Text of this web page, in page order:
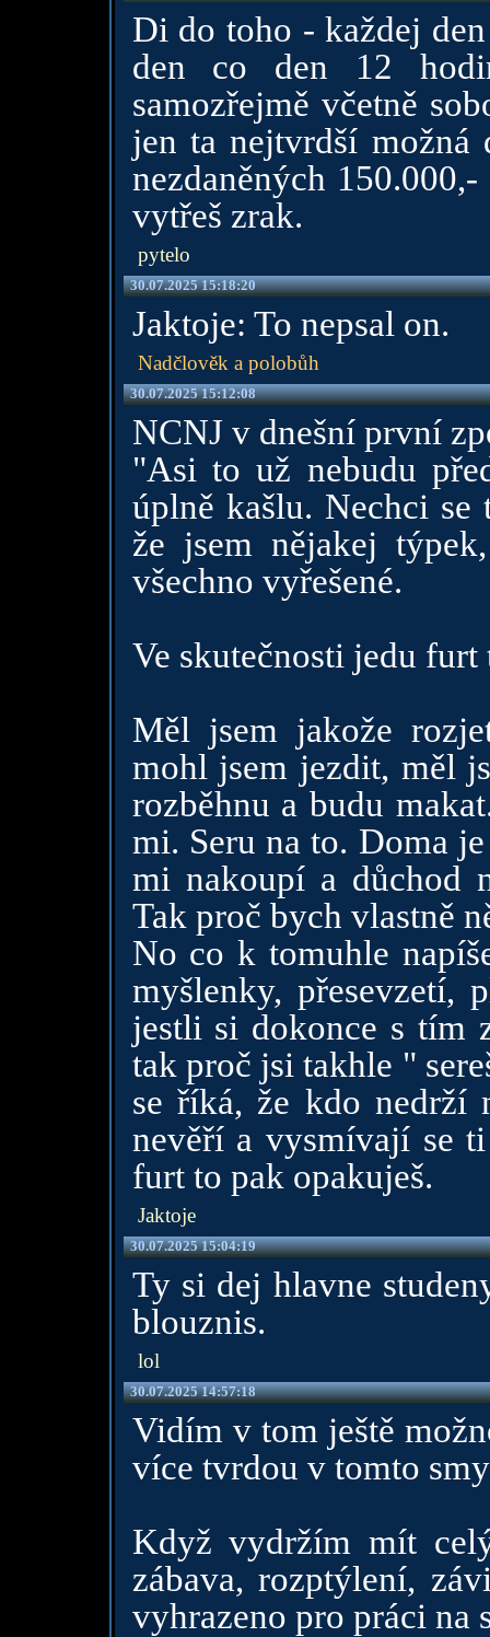
Di do toho - každej
den co den 12
samozřejmě včetně
jen ta nejtvrdší
nezdaněných
vytřeš zrak.
pytelo
30.07.2025 15:18:20
Jaktoje: To nepsal on.
Nadčlověk a polobůh
30.07.2025 15:12:08
NCNJ v dnešní první
"Asi to už nebudu
úplně kašlu. Nechci se
že jsem nějakej
všechno vyřešené.
Ve skutečnosti jedu
Měl jsem jakože
mohl jsem jezdit, měl
rozběhnu a budu
mi. Seru na to. Doma
mi nakoupí a důchod
Tak proč bych vlastně
No co k tomuhle
myšlenky, přesevzetí,
jestli si dokonce s tím
tak proč jsi takhle "
se říká, že kdo
nevěří a vysmívají se
furt to pak opakuješ.
Jaktoje
30.07.2025 15:04:19
Ty si dej hlavne
blouznis.
lol
30.07.2025 14:57:18
Vidím v tom ještě
více tvrdou v tomto
Když vydržím mít
zábava, rozptýlení,
vyhrazeno pro práci na